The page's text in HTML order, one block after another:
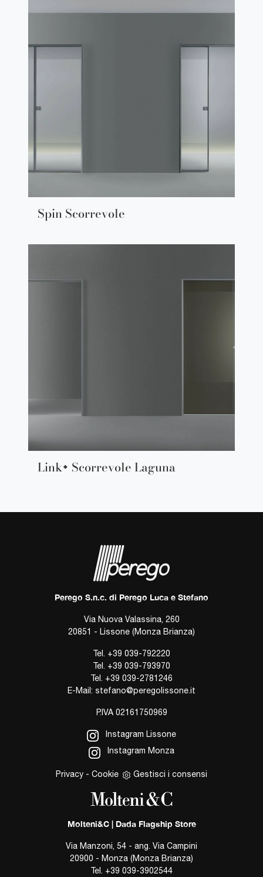
Spin Scorrevole
Link+ Scorrevole Laguna
Perego S.n.c. di Perego Luca e Stefano
Via Nuova Valassina, 260
20851 - Lissone (Monza Brianza)
Tel. +39 039-792220
Tel. +39 039-793970
Tel. +39 039-2781246
E-Mail: stefano@peregolissone.it
P.IVA 02161750969
Instagram Lissone
Instagram Monza
Privacy - Cookie Gestisci i consensi
Molteni&C | Dada Flagship Store
Via Manzoni, 54 - ang. Via Campini
20900 - Monza (Monza Brianza)
Tel. +39 039-3902544